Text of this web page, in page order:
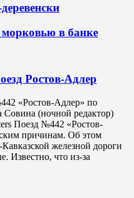
в банке
Ростов-Адлер
«Ростов-Адлер» по
(ночной редактор)
Поезд №442 «Ростов-
причинам. Об этом
железной дороги
Известно, что из-за